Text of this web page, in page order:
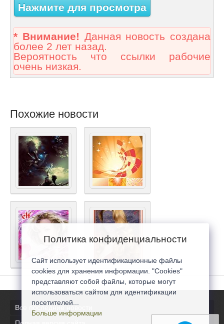
Нажмите для просмотра
* Внимание! Данная новость создана
более 2 лет назад.
Вероятность что ссылки рабочие
очень низкая.
Похожие новости
Все последние новости
Политика конфиденциальности
Сайт использует идентификационные файлы
cookies для хранения информации. "Cookies"
представляют собой файлы, которые могут
использоваться сайтом для идентификации
посетителей...
Больше информации